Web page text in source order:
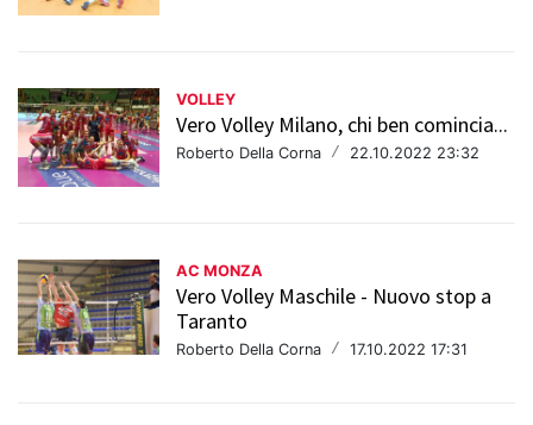
VOLLEY
Vero Volley Milano, chi ben comincia...
Roberto Della Corna / 22.10.2022 23:32
AC MONZA
Vero Volley Maschile - Nuovo stop a
Taranto
Roberto Della Corna / 17.10.2022 17:31